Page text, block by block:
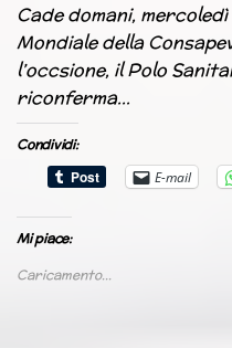
Cade domani,
Mondiale della
l’occsione, il Polo
riconferma…
Condividi:
E-mail
Mi piace:
Caricamento...